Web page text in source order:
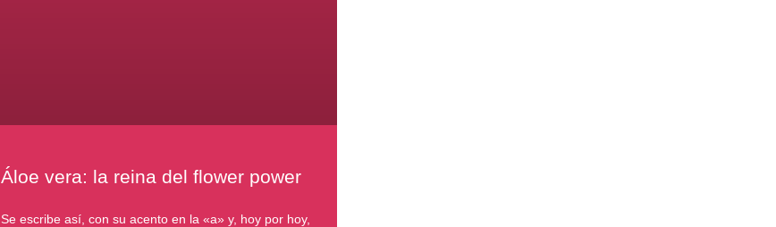
Áloe vera: la reina del flower power
Se escribe así, con su acento en la «a» y, hoy por hoy,